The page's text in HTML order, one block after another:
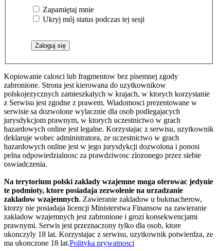
Zapamiętaj mnie
Ukryj mój status podczas tej sesji
Kopiowanie calosci lub fragmentow bez pisemnej zgody
zabronione. Strona jest kierowana do uzytkownikow
polskojezycznych zamieszkalych w krajach, w ktorych korzystanie
z Serwisu jest zgodne z prawem. Wiadomosci prezentowane w
serwisie sa dozwolone wylacznie dla osob podlegajacych
jurysdykcjom prawnym, w ktorych uczestnictwo w grach
hazardowych online jest legalne. Korzystajac z serwisu, uzytkownik
deklaruje wobec administratora, ze uczestnictwo w grach
hazardowych online jest w jego jurysdykcji dozwolona i ponosi
pelna odpowiedzialnosc za prawdziwosc zlozonego przez siebie
oswiadczenia.
Na terytorium polski zaklady wzajemne moga oferowac jedynie
te podmioty, ktore posiadaja zezwolenie na urzadzanie
zakladow wzajemnych. Zawieranie zakladow u bukmacherow,
ktorzy nie posiadaja licencji Ministerstwa Finansow na zawieranie
zakladow wzajemnych jest zabronione i grozi konsekwencjami
prawnymi. Serwis jest przeznaczony tylko dla osob, ktore
ukonczyly 18 lat. Korzystajac z serwisu, uzytkownik potwierdza, ze
ma ukonczone 18 lat.Polityka prywatnosci